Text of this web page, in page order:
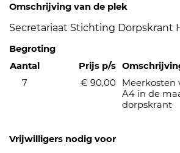
Omschrijving van de plek
Secretariaat Stichting Dorpskrant
Begroting
Aantal
Prijs p/s
7
€ 90,00
Meerkosten
A4 in de
dorpskrant
Vrijwilligers nodig voor